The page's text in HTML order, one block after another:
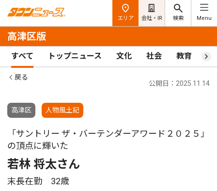
エリア 会社・IR 検索 Menu
高津区版
すべて トップニュース 文化 社会 教育 ス
戻る
高津区 人物風土記
公開日：2025.11.14
「サントリー ザ・バーテンダーアワード２０２５」
の頂点に輝いた
若林 将太さん
末長在勤 32歳